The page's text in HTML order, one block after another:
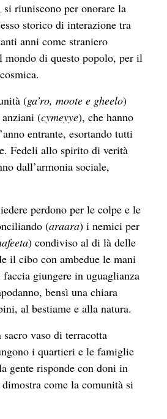
si riuniscono per onorare la
storico di interazione tra
anni come straniero
mondo di questo popolo, per il
(ga’ro, moote e gheelo)
(cymeyye), che hanno
entrante, esortando tutti
Fedeli allo spirito di verità
dall’armonia sociale,
perdono per le colpe e le
(araara) i nemici per
) condiviso al di là delle
il cibo con ambedue le mani
giungere in uguaglianza
bensì una chiara
al bestiame e alla natura.
vaso di terracotta
i quartieri e le famiglie
gente risponde con doni in
come la comunità si